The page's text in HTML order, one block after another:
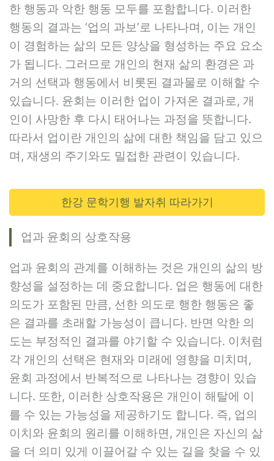
한 행동과 악한 행동 모두를 포함합니다. 이러한
행동의 결과는 ‘업의 과보’로 나타나며, 이는 개인
이 경험하는 삶의 모든 양상을 형성하는 주요 요소
가 됩니다. 그러므로 개인의 현재 삶의 환경은 과
거의 선택과 행동에서 비롯된 결과물로 이해할 수
있습니다. 윤회는 이러한 업이 가져온 결과로, 개
인이 사망한 후 다시 태어나는 과정을 뜻합니다.
따라서 업이란 개인의 삶에 대한 책임을 담고 있으
며, 재생의 주기와도 밀접한 관련이 있습니다.
한강 문학기행 발자취 따라가기
업과 윤회의 상호작용
업과 윤회의 관계를 이해하는 것은 개인의 삶의 방
향성을 설정하는 데 중요합니다. 업은 행동에 대한
의도가 포함된 만큼, 선한 의도로 행한 행동은 좋
은 결과를 초래할 가능성이 큽니다. 반면 악한 의
도는 부정적인 결과를 야기할 수 있습니다. 이처럼
각 개인의 선택은 현재와 미래에 영향을 미치며,
윤회 과정에서 반복적으로 나타나는 경향이 있습
니다. 또한, 이러한 상호작용은 개인이 해탈에 이
를 수 있는 가능성을 제공하기도 합니다. 즉, 업의
이치와 윤회의 원리를 이해하면, 개인은 자신의 삶
을 더 의미 있게 이끌어갈 수 있는 길을 찾을 수 있